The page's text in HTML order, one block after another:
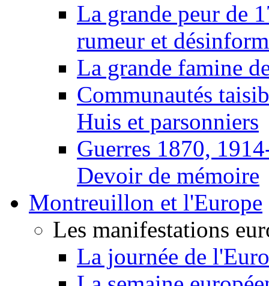
La grande peur de
rumeur et
La grande famine
Communautés
Huis et parsonniers
Guerres 1870,
Devoir de mémoire
Montreuillon et l'Europe
Les manifestations
La journée de